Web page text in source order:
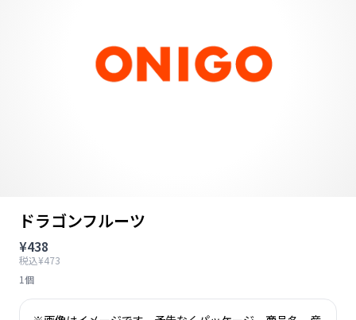
ドラゴンフルーツ
¥438
税込¥473
1個